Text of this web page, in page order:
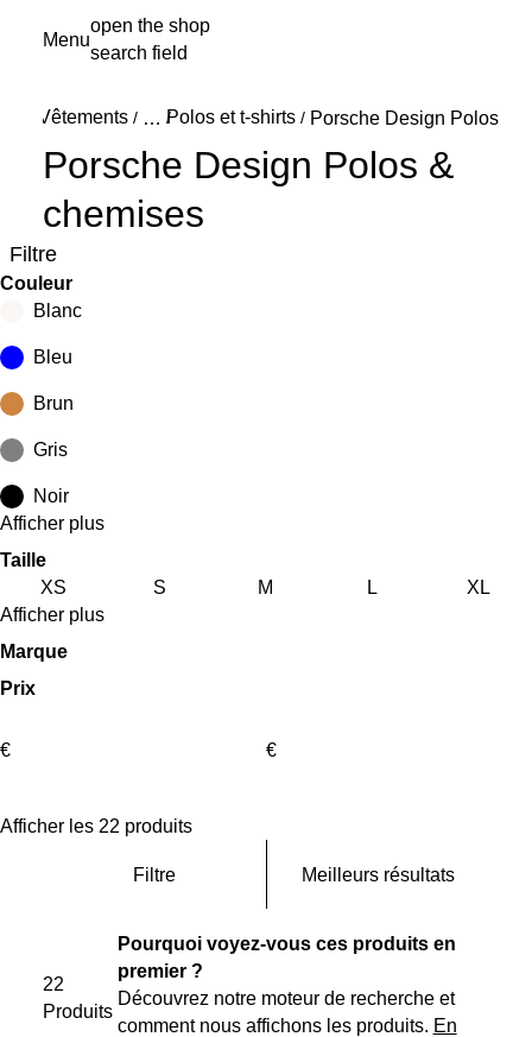
Menu
open the shop
search field
Vêtements / …
Reveal collapsed breadcrumb items
/Polos et t-shirts / Porsche Design Polos &
Porsche Design Polos &
chemises
Filtre
Couleur
Blanc
Bleu
Brun
Gris
Noir
Afficher plus
Taille
XS
S M L
XL
Afficher plus
Marque
Prix
€ €
Afficher les 22 produits
Filtre Meilleurs résultats
22
Produits
Pourquoi voyez-vous ces produits en
premier ?
Découvrez notre moteur de recherche et
comment nous affichons les produits. En